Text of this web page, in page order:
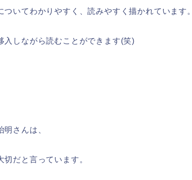
ついてわかりやすく、読みやすく描かれています。
入しながら読むことができます(笑)
さんは、
だと言っています。